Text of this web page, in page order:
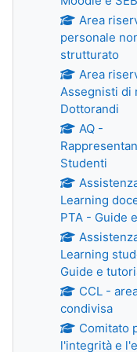
Area
personale
strutturato
Area
Assegnisti di
Dottorandi
AQ -
Studenti
Learning
PTA - Guide
Learning
Guide e
CCL -
condivisa
Comitato
l'integrità e